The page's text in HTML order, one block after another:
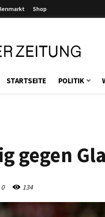
Shop
STARTSEITE POLITIK
gegen
0 134